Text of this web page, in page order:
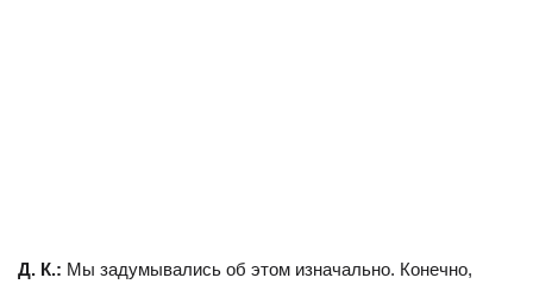
Д. К.: Мы задумывались об этом изначально. Конечно,